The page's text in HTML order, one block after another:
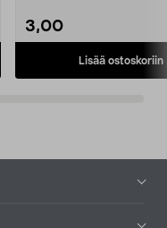
3,00
Lisää ostoskoriin